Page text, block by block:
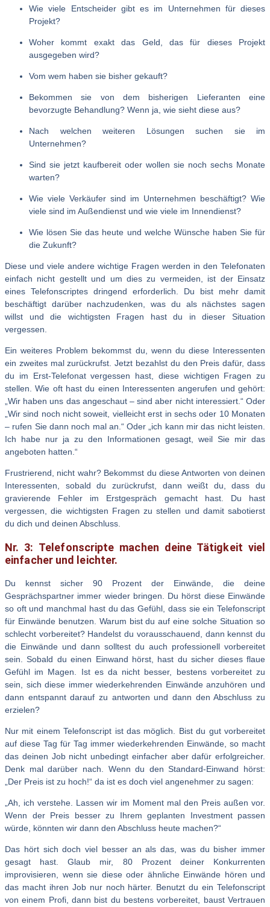
Wie viele Entscheider gibt es im Unternehmen für dieses
Projekt?
Woher kommt exakt das Geld, das für dieses Projekt
ausgegeben wird?
Vom wem haben sie bisher gekauft?
Bekommen sie von dem bisherigen Lieferanten eine
bevorzugte Behandlung? Wenn ja, wie sieht diese aus?
Nach welchen weiteren Lösungen suchen sie im
Unternehmen?
Sind sie jetzt kaufbereit oder wollen sie noch sechs Monate
warten?
Wie viele Verkäufer sind im Unternehmen beschäftigt? Wie
viele sind im Außendienst und wie viele im Innendienst?
Wie lösen Sie das heute und welche Wünsche haben Sie für
die Zukunft?
Diese und viele andere wichtige Fragen werden in den Telefonaten
einfach nicht gestellt und um dies zu vermeiden, ist der Einsatz
eines Telefonscriptes dringend erforderlich. Du bist mehr damit
beschäftigt darüber nachzudenken, was du als nächstes sagen
willst und die wichtigsten Fragen hast du in dieser Situation
vergessen.
Ein weiteres Problem bekommst du, wenn du diese Interessenten
ein zweites mal zurückrufst. Jetzt bezahlst du den Preis dafür, dass
du im Erst-Telefonat vergessen hast, diese wichtigen Fragen zu
stellen. Wie oft hast du einen Interessenten angerufen und gehört:
„Wir haben uns das angeschaut – sind aber nicht interessiert.“ Oder
„Wir sind noch nicht soweit, vielleicht erst in sechs oder 10 Monaten
– rufen Sie dann noch mal an.“ Oder „ich kann mir das nicht leisten.
Ich habe nur ja zu den Informationen gesagt, weil Sie mir das
angeboten hatten.“
Frustrierend, nicht wahr? Bekommst du diese Antworten von deinen
Interessenten, sobald du zurückrufst, dann weißt du, dass du
gravierende Fehler im Erstgespräch gemacht hast. Du hast
vergessen, die wichtigsten Fragen zu stellen und damit sabotierst
du dich und deinen Abschluss.
Nr. 3: Telefonscripte machen deine Tätigkeit viel
einfacher und leichter.
Du kennst sicher 90 Prozent der Einwände, die deine
Gesprächspartner immer wieder bringen. Du hörst diese Einwände
so oft und manchmal hast du das Gefühl, dass sie ein Telefonscript
für Einwände benutzen. Warum bist du auf eine solche Situation so
schlecht vorbereitet? Handelst du vorausschauend, dann kennst du
die Einwände und dann solltest du auch professionell vorbereitet
sein. Sobald du einen Einwand hörst, hast du sicher dieses flaue
Gefühl im Magen. Ist es da nicht besser, bestens vorbereitet zu
sein, sich diese immer wiederkehrenden Einwände anzuhören und
dann entspannt darauf zu antworten und dann den Abschluss zu
erzielen?
Nur mit einem Telefonscript ist das möglich. Bist du gut vorbereitet
auf diese Tag für Tag immer wiederkehrenden Einwände, so macht
das deinen Job nicht unbedingt einfacher aber dafür erfolgreicher.
Denk mal darüber nach. Wenn du den Standard-Einwand hörst:
„Der Preis ist zu hoch!“ da ist es doch viel angenehmer zu sagen:
„Ah, ich verstehe. Lassen wir im Moment mal den Preis außen vor.
Wenn der Preis besser zu Ihrem geplanten Investment passen
würde, könnten wir dann den Abschluss heute machen?“
Das hört sich doch viel besser an als das, was du bisher immer
gesagt hast. Glaub mir, 80 Prozent deiner Konkurrenten
improvisieren, wenn sie diese oder ähnliche Einwände hören und
das macht ihren Job nur noch härter. Benutzt du ein Telefonscript
von einem Profi, dann bist du bestens vorbereitet, baust Vertrauen